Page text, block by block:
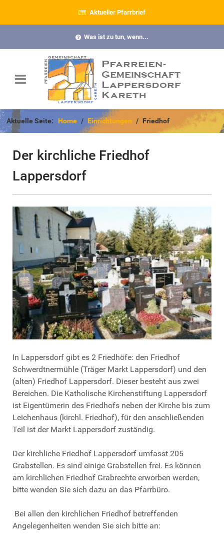
Aktueller Pfarrbrief
Was ist zu tun, wenn...
Aktuelle Seite:Home Einrichtungen Friedhof
Der kirchliche Friedhof
Lappersdorf
In Lappersdorf gibt es 2 Friedhöfe: den Friedhof
Schwerdtnermühle (Träger Markt Lappersdorf) und den
(alten) Friedhof Lappersdorf. Dieser besteht aus zwei
Bereichen. Die Katholische Kirchenstiftung Lappersdorf
ist Eigentümerin des Friedhofs neben der Kirche bis zum
Leichenhaus (kirchl. Friedhof), für den anschließenden
Teil ist der Markt Lappersdorf zuständig.
Der kirchliche Friedhof Lappersdorf umfasst 205
Grabstellen. Es sind einige Grabstellen frei. Es können
am kirchlichen Friedhof Grabrechte erworben werden,
bitte wenden Sie sich dazu an das Pfarrbüro.
Bei allen den kirchlichen Friedhof betreffenden
Angelegenheiten wenden Sie sich bitte an: